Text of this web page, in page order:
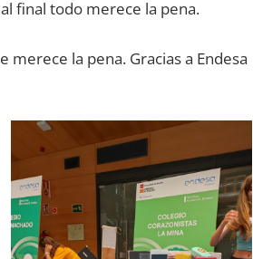
final todo merece la pena.
la pena. Gracias a Endesa